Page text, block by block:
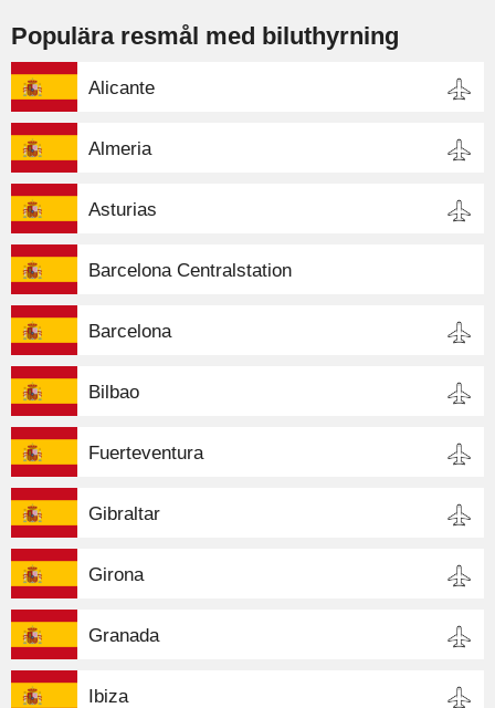
Populära resmål med biluthyrning
Alicante
Almeria
Asturias
Barcelona Centralstation
Barcelona
Bilbao
Fuerteventura
Gibraltar
Girona
Granada
Ibiza